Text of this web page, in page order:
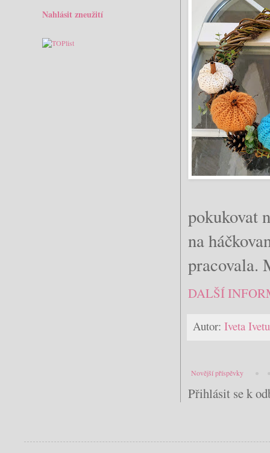
pokukovat
na
pracovala.
DALŠÍ
Autor: Iveta
Novější příspěvky
Přihlásit se k
Nahlásit zneužití